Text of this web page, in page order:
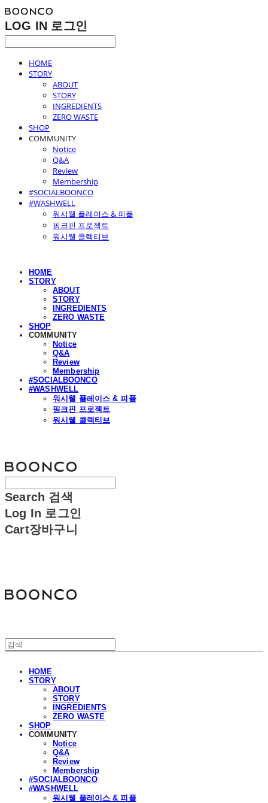
LOG IN 로그인
HOME
STORY
ABOUT
STORY
INGREDIENTS
ZERO WASTE
SHOP
COMMUNITY
Notice
Q&A
Review
Membership
#SOCIALBOONCO
#WASHWELL
워시웰 플레이스 & 피플
핑크핀 프로젝트
워시웰 콜렉티브
HOME
STORY
ABOUT
STORY
INGREDIENTS
ZERO WASTE
SHOP
COMMUNITY
Notice
Q&A
Review
Membership
#SOCIALBOONCO
#WASHWELL
워시웰 플레이스 & 피플
핑크핀 프로젝트
워시웰 콜렉티브
Search 검색
Log In 로그인
Cart장바구니
HOME
STORY
ABOUT
STORY
INGREDIENTS
ZERO WASTE
SHOP
COMMUNITY
Notice
Q&A
Review
Membership
#SOCIALBOONCO
#WASHWELL
워시웰 플레이스 & 피플